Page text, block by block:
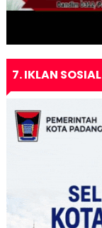
7. IKLAN SOSIAL